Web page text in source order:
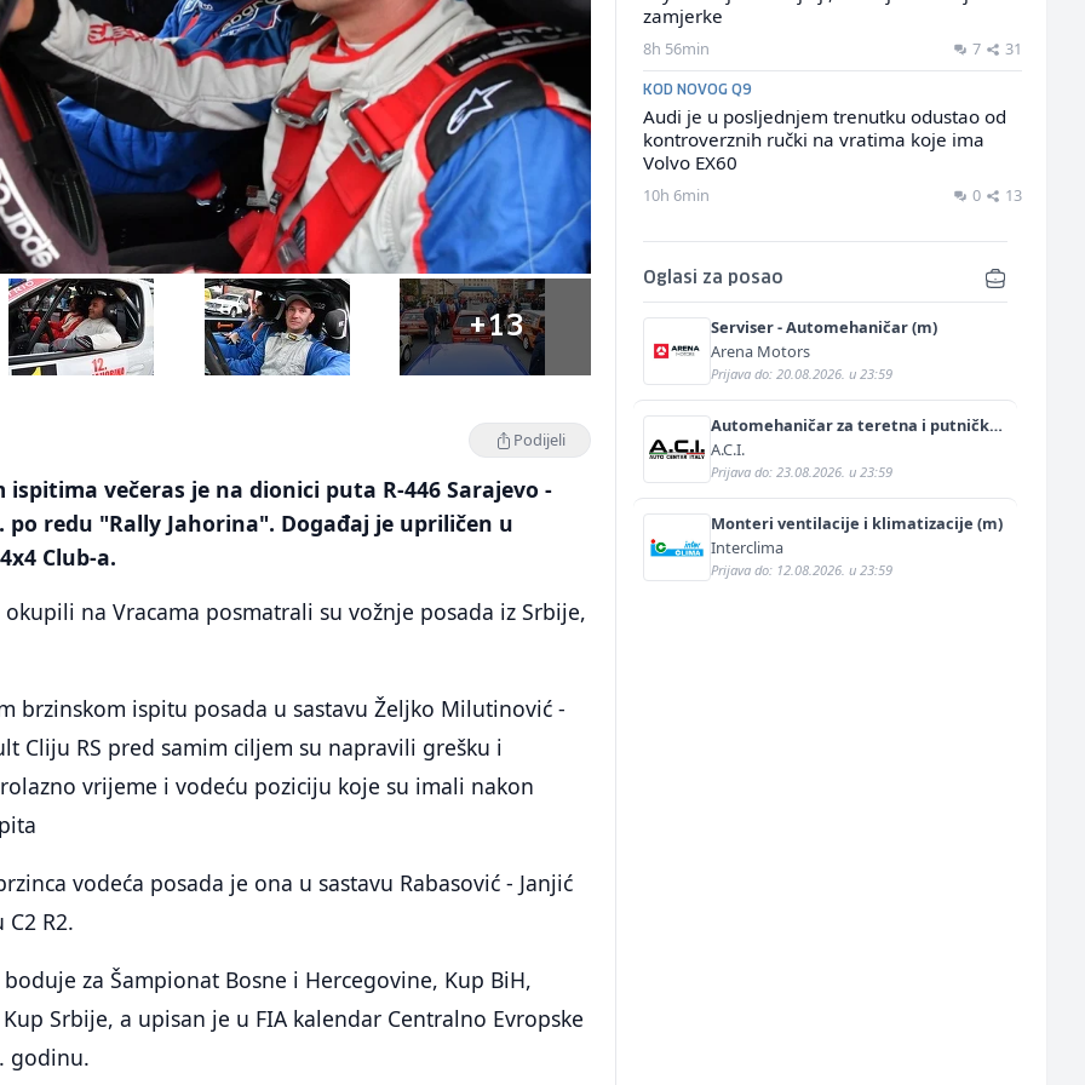
+13
Podijeli
večeras je na dionici puta R-446 Sarajevo -
po redu "Rally Jahorina". Događaj je upriličen u
Club-a.
na Vracama posmatrali su vožnje posada iz Srbije,
brzinskom ispitu posada u sastavu Željko Milutinović -
Cliju RS pred samim ciljem su napravili grešku i
vrijeme i vodeću poziciju koje su imali nakon
vodeća posada je ona u sastavu Rabasović - Janjić
R2.
za Šampionat Bosne i Hercegovine, Kup BiH,
Srbije, a upisan je u FIA kalendar Centralno Evropske
godinu.
zamjerke
8h 56min 7 31
KOD NOVOG Q9
Audi je u posljednjem trenutku odustao od
kontroverznih ručki na vratima koje ima
Volvo EX60
10h 6min 0 13
Oglasi za posao
Serviser - Automehaničar (m)
Arena Motors
Prijava do: 20.08.2026. u 23:59
Automehaničar za teretna i putnička
vozila (m/ž)
A.C.I.
Prijava do: 23.08.2026. u 23:59
Monteri ventilacije i klimatizacije (m)
Interclima
Prijava do: 12.08.2026. u 23:59